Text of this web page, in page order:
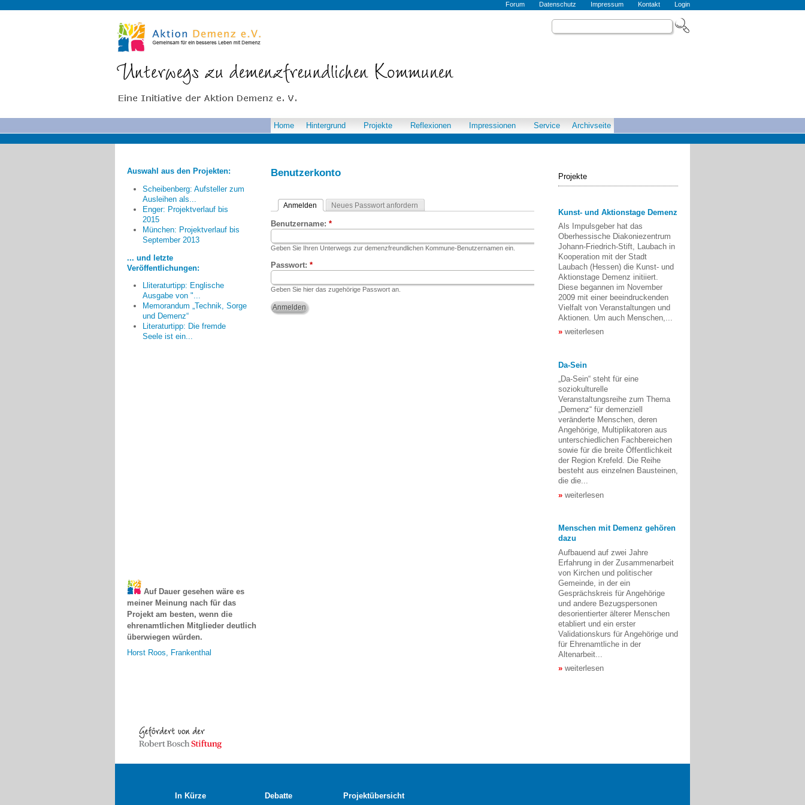
Forum Datenschutz Impressum Kontakt Login
Benutzerkonto
Anmelden Neues Passwort anfordern
Benutzername: *
Geben Sie Ihren Unterwegs zur demenzfreundlichen Kommune-Benutzernamen ein.
Passwort: *
Geben Sie hier das zugehörige Passwort an.
Home Hintergrund Projekte Reflexionen Impressionen Service Archivseite
Auswahl aus den Projekten:
Scheibenberg: Aufsteller zum
Ausleihen als...
Enger: Projektverlauf bis
2015
München: Projektverlauf bis
September 2013
... und letzte
Veröffentlichungen:
Lliteraturtipp: Englische
Ausgabe von "...
Memorandum „Technik, Sorge
und Demenz“
Literaturtipp: Die fremde
Seele ist ein...
Die Arbeit des "Runden
Tisches" hat dazu geführt, dass
sich die anfängliche Skepsis der
möglichen Kooperationspartner,
welche vermutlich aus der Sorge
um eigene Nachteile bedingt war,
zu einer positiven Unterstützung
aller Teilnehmer gewandelt hat.
Frau Busch, Zwickau
meiner Meinung nach für das
Projekt am besten, wenn die
ehrenamtlichen Mitglieder deutlich
überwiegen würden.
Horst Roos, Frankenthal
Projekte
Kunst- und Aktionstage Demenz
Als Impulsgeber hat das
Oberhessische Diakoniezentrum
Johann-Friedrich-Stift, Laubach in
Kooperation mit der Stadt
Laubach (Hessen) die Kunst- und
Aktionstage Demenz initiiert.
Diese begannen im November
2009 mit einer beeindruckenden
Vielfalt von Veranstaltungen und
Aktionen. Um auch Menschen,...
weiterlesen
Da-Sein
„Da-Sein“ steht für eine
soziokulturelle
Veranstaltungsreihe zum Thema
„Demenz“ für demenziell
veränderte Menschen, deren
Angehörige, Multiplikatoren aus
unterschiedlichen Fachbereichen
sowie für die breite Öffentlichkeit
der Region Krefeld. Die Reihe
besteht aus einzelnen Bausteinen,
die die...
weiterlesen
Menschen mit Demenz gehören
dazu
Aufbauend auf zwei Jahre
Erfahrung in der Zusammenarbeit
von Kirchen und politischer
Gemeinde, in der ein
Gesprächskreis für Angehörige
und andere Bezugspersonen
desorientierter älterer Menschen
etabliert und ein erster
Validationskurs für Angehörige und
für Ehrenamtliche in der
Altenarbeit...
weiterlesen
In Kürze Debatte Projektübersicht